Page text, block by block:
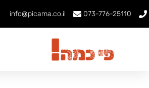
073-776-25110
info@picama.co.il